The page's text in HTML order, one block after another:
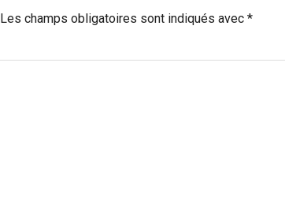
Les champs obligatoires sont indiqués avec *